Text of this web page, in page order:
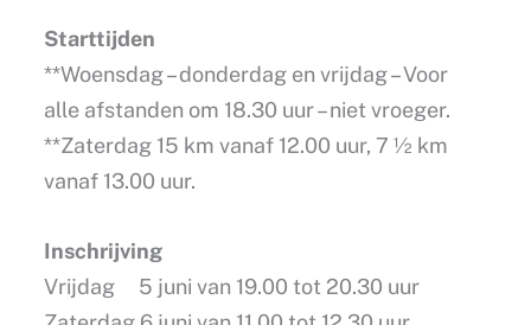
Starttijden
**Woensdag – donderdag en vrijdag – Voor
alle afstanden om 18.30 uur – niet vroeger.
**Zaterdag 15 km vanaf 12.00 uur, 7 ½ km
vanaf 13.00 uur.
Inschrijving
Vrijdag 5 juni van 19.00 tot 20.30 uur